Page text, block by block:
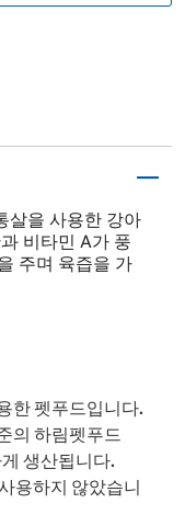
살을 사용한 강아
비타민 A가 풍
주며 육즙을 가
한 펫푸드입니다.
의 하림펫푸드
생산됩니다.
용하지 않았습니